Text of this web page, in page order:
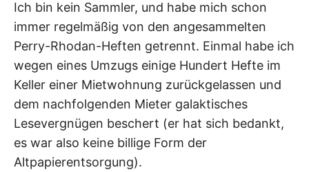
Ich bin kein Sammler, und habe mich schon
immer regelmäßig von den angesammelten
Perry-Rhodan-Heften getrennt. Einmal habe ich
wegen eines Umzugs einige Hundert Hefte im
Keller einer Mietwohnung zurückgelassen und
dem nachfolgenden Mieter galaktisches
Lesevergnügen beschert (er hat sich bedankt,
es war also keine billige Form der
Altpapierentsorgung).